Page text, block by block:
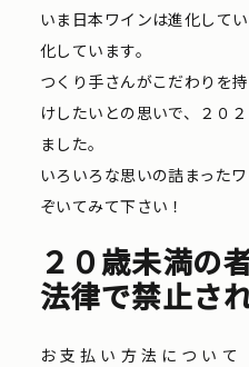
いま日本ワインは進化して
化しています。
つくり手さんがこだわりを
けしたいとの思いで、２０
ました。
いろいろな思いの詰まった
ぞいてみて下さい！
２０歳未満の
法律で禁止さ
お支払い方法について